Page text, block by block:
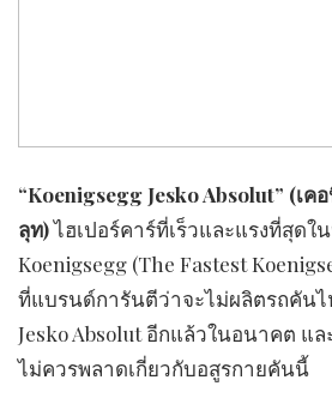
“Koenigsegg Jesko Absolut” (เค
ลุท)ไฮเปอร์คาร์ที่เร็วและแรงที่สุดใ
Koenigsegg (The Fastest
ที่แบรนด์การันตีว่าจะไม่ผลิตรถคันไ
Jesko Absolut อีกแล้วในอนาคต แ
ไม่ควรพลาดเกี่ยวกับอสูรกายคันนี้